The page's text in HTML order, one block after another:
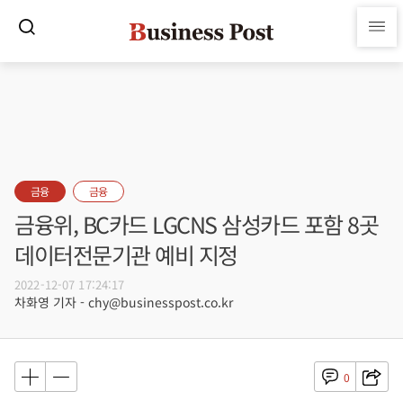
금융 금융
금융위, BC카드 LGCNS 삼성카드 포함 8곳
데이터전문기관 예비 지정
2022-12-07 17:24:17
차화영 기자 - chy@businesspost.co.kr
0